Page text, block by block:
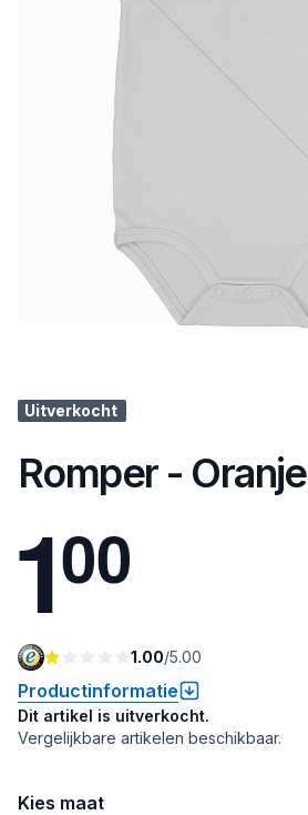
Uitverkocht
Romper - Oranje
100
1.00/5.00
Productinformatie
Dit artikel is uitverkocht.
Vergelijkbare artikelen beschikbaar.
Kies maat